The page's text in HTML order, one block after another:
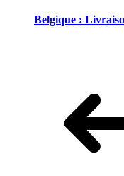
Belgique :